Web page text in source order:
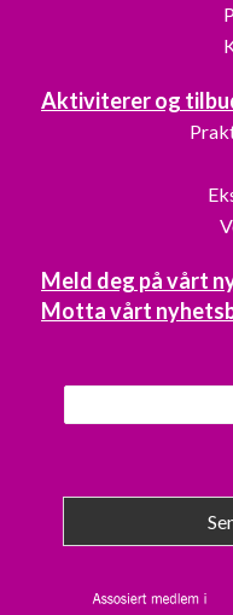
Aktiviterer og
Meld deg på vårt
Motta vårt